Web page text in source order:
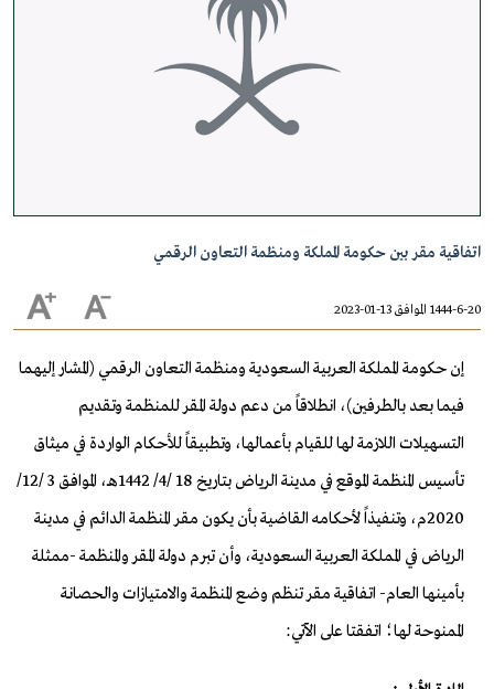
اتفاقية مقر بين حكومة المملكة ومنظمة التعاون الرقمي
1444-6-20 الموافق 13-01-2023
إن حكومة المملكة العربية السعودية ومنظمة التعاون الرقمي (المشار إليهما
فيما بعد بالطرفين)، انطلاقاً من دعم دولة المقر للمنظمة وتقديم
التسهيلات اللازمة لها للقيام بأعمالها، وتطبيقاً للأحكام الواردة في ميثاق
تأسيس المنظمة الموقع في مدينة الرياض بتاريخ 18 /4/ 1442هـ، الموافق 3 /12/
2020م، وتنفيذاً لأحكامه القاضية بأن يكون مقر المنظمة الدائم في مدينة
الرياض في المملكة العربية السعودية، وأن تبرم دولة المقر والمنظمة -ممثلة
بأمينها العام- اتفاقية مقر تنظم وضع المنظمة والامتيازات والحصانة
الممنوحة لها؛ اتفقتا على الآتي: